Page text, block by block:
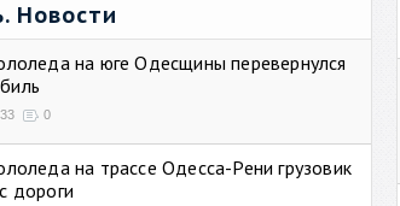
Новости
на юге Одесщины перевернулся
0
на трассе Одесса-Рени грузовик
дороги